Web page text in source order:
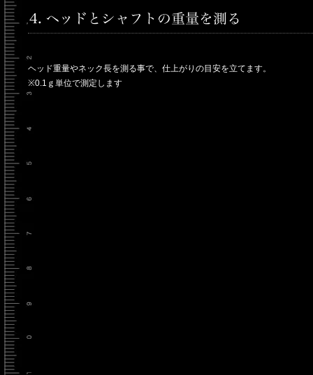
ヘッド重量やネック長を測る事で、仕上がりの目安を立てます。
※0.1ｇ単位で測定します